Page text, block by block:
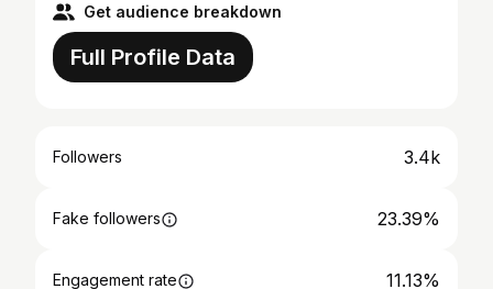
Get audience breakdown
Full Profile Data
Followers 3.4k
Fake followers 23.39%
Engagement rate 11.13%